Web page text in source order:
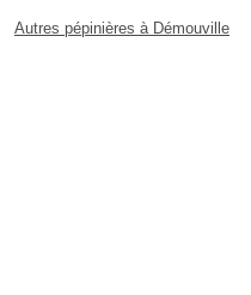
Autres pépinières à Démouville